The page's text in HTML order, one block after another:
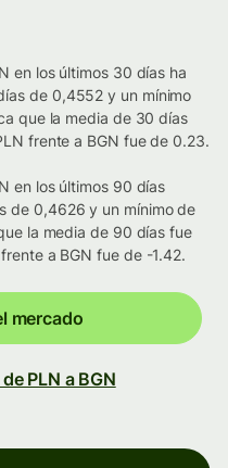
en los últimos 30 días ha
de 0,4552 y un mínimo
que la media de 30 días
frente a BGN fue de 0.23.
en los últimos 90 días
de 0,4626 y un mínimo de
la media de 90 días fue
a BGN fue de -1.42.
mercado
PLN a BGN